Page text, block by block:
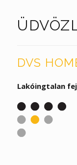
DVS
Lakóingtalan